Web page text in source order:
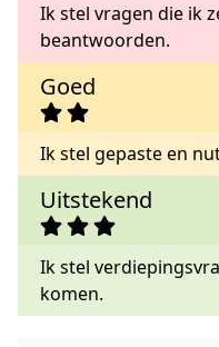
Ik stel vragen die ik
beantwoorden.
Goed
Ik stel gepaste en
Uitstekend
Ik stel
komen.